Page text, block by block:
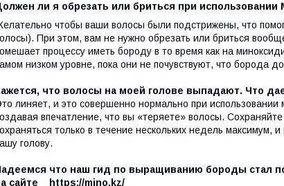
ли я обрезать или бриться при использовании
чтобы ваши волосы были подстрижены, что
При этом, вам не нужно обрезать или бриться
процессу иметь бороду в то время как на
низком уровне, пока они не почувствуют, что борода
что волосы на моей голове выпадают. Что
линяет, и это совершенно нормально при
впечатление, что вы «теряете» волосы.
только в течение нескольких недель
голову.
что наш гид по выращиванию бороды стал
сайте
https://mino.kz/​